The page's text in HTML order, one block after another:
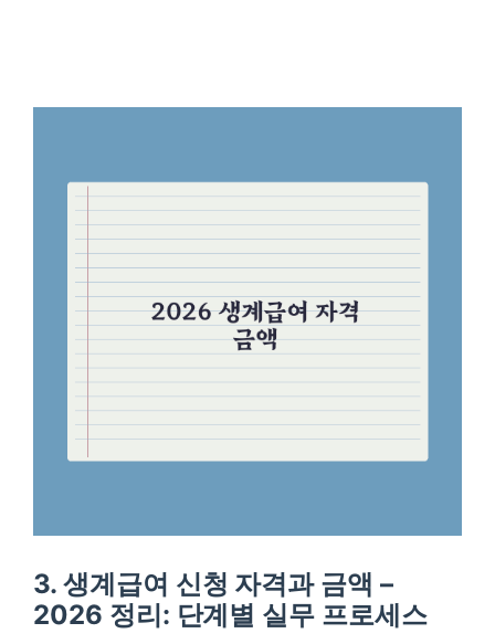
3. 생계급여 신청 자격과 금액 –
2026 정리: 단계별 실무 프로세스